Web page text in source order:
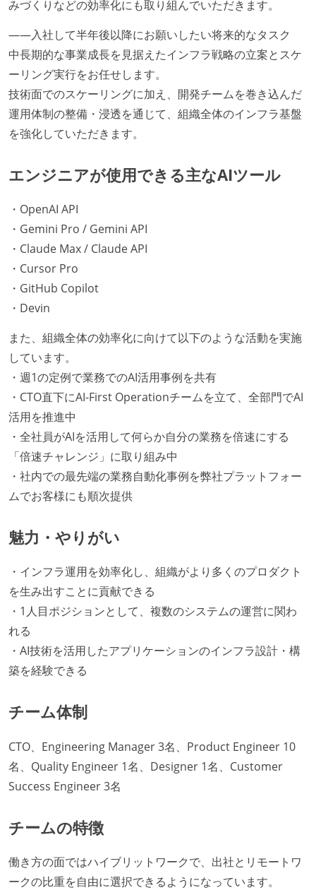
みづくりなどの効率化にも取り組んでいただきます。
――入社して半年後以降にお願いしたい将来的なタスク
中長期的な事業成長を見据えたインフラ戦略の立案とスケ
ーリング実行をお任せします。
技術面でのスケーリングに加え、開発チームを巻き込んだ
運用体制の整備・浸透を通じて、組織全体のインフラ基盤
を強化していただきます。
エンジニアが使用できる主なAIツール
・OpenAI API
・Gemini Pro / Gemini API
・Claude Max / Claude API
・Cursor Pro
・GitHub Copilot
・Devin
また、組織全体の効率化に向けて以下のような活動を実施
しています。
・週1の定例で業務でのAI活用事例を共有
・CTO直下にAI-First Operationチームを立て、全部門でAI
活用を推進中
・全社員がAIを活用して何らか自分の業務を倍速にする
「倍速チャレンジ」に取り組み中
・社内での最先端の業務自動化事例を弊社プラットフォー
ムでお客様にも順次提供
魅力・やりがい
・インフラ運用を効率化し、組織がより多くのプロダクト
を生み出すことに貢献できる
・1人目ポジションとして、複数のシステムの運営に関わ
れる
・AI技術を活用したアプリケーションのインフラ設計・構
築を経験できる
チーム体制
CTO、Engineering Manager 3名、Product Engineer 10
名、Quality Engineer 1名、Designer 1名、Customer
Success Engineer 3名
チームの特徴
働き方の面ではハイブリットワークで、出社とリモートワ
ークの比重を自由に選択できるようになっています。